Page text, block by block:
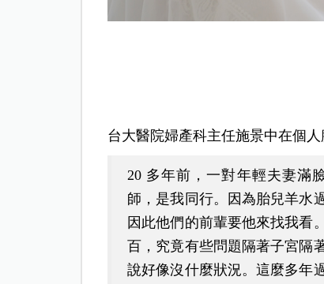
台大醫院婦產科主任施景中在個人
20 多年前，一對年輕夫妻滿
師，是我同行。因為胎兒羊水
因此他們的前輩要他來找我看
百，究竟有些問題隔著子宮隔
說好像沒什麼狀況。這麼多年